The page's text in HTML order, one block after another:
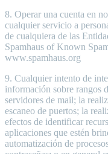
8. Operar una cuenta en
cualquier servicio a
de cualquiera de las
Spamhaus of Known
www.spamhaus.org
9. Cualquier intento de
información sobre rangos
servidores de mail; la
escaneo de puertos; la
efectos de identificar
aplicaciones que estén
automatización de